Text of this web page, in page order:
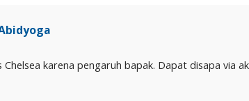
Chelsea karena pengaruh bapak. Dapat disapa via